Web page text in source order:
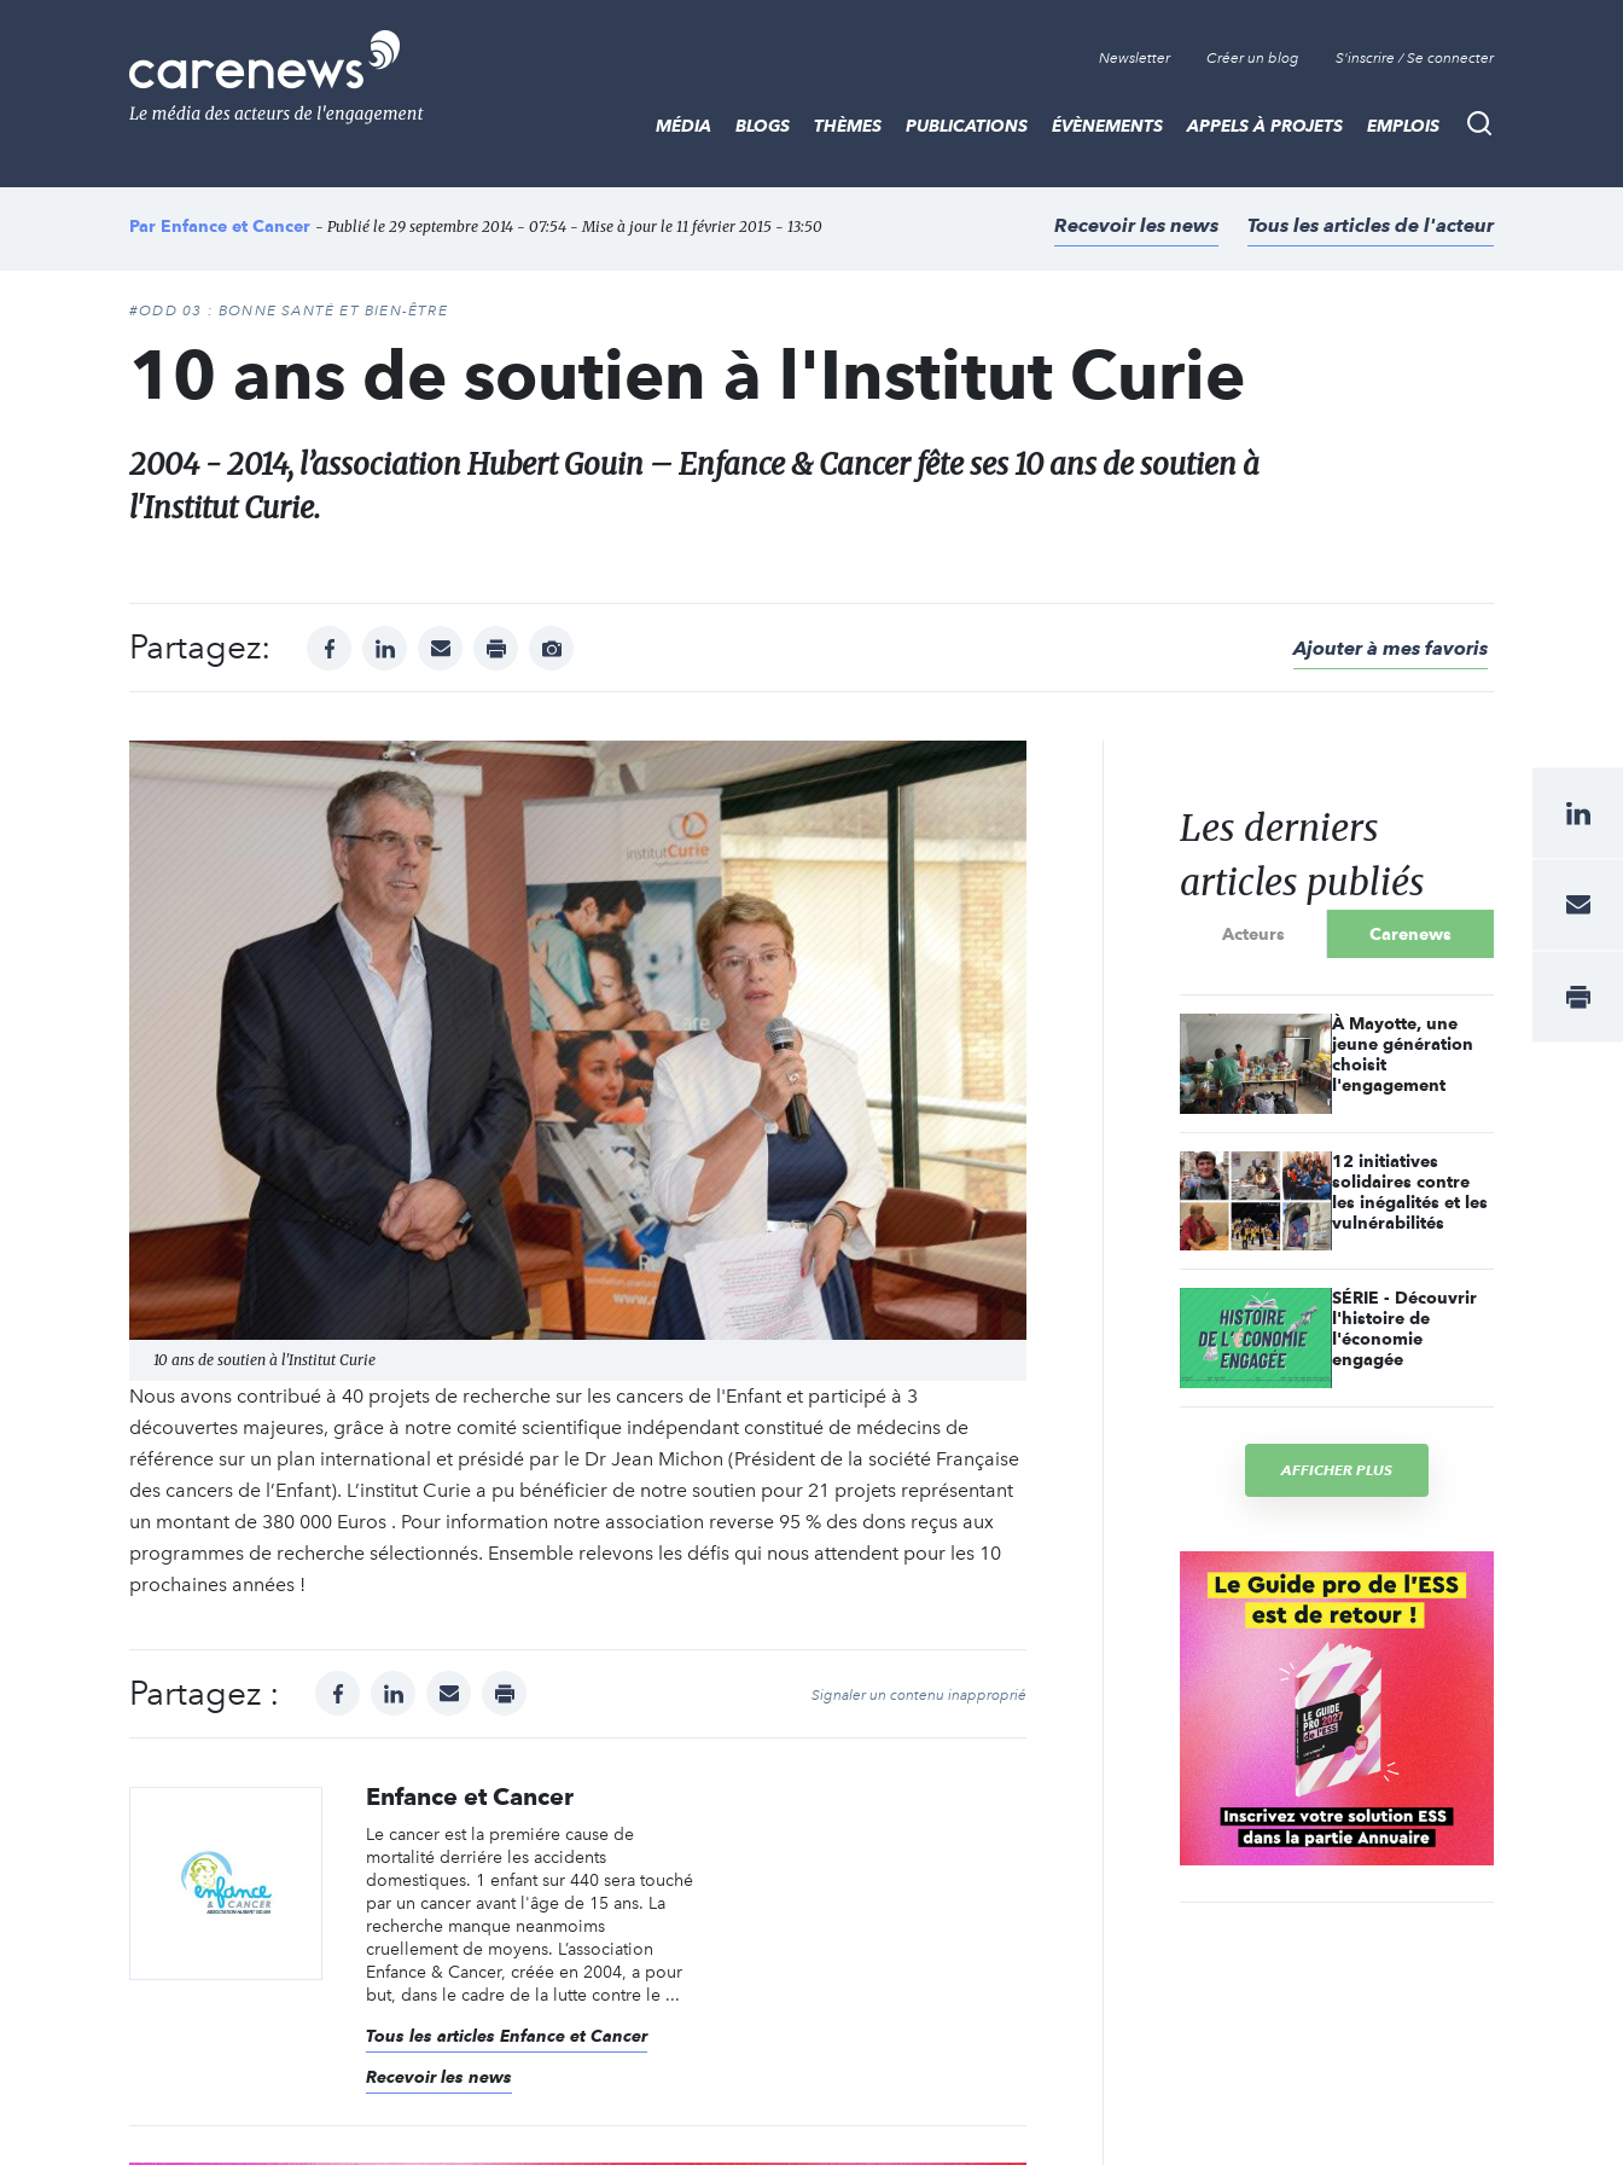
Le
média
de
l'engagement
Newsletter Créer un blog S'inscrire / Se connecter
Recherche
MÉDIA BLOGS THÈMES PUBLICATIONS ÉVÈNEMENTS APPELS À PROJETS EMPLOIS
Par Enfance et Cancer - Publié le 29 septembre 2014 - 07:54 - Mise à jour le 11 février 2015 - 13:50 Recevoir les news Tous les articles de l'acteur
#ODD 03 : BONNE SANTÉ ET BIEN-ÊTRE
10 ans de soutien à l'Institut Curie
2004 - 2014, l’association Hubert Gouin – Enfance & Cancer fête ses 10 ans de soutien à
l'Institut Curie.
Partagez: facebooklinkedinmail print
Afficher
Ajouter à mes favoris
10 ans de soutien à l'Institut Curie
Nous avons contribué à 40 projets de recherche sur les cancers de l'Enfant et participé à 3
découvertes majeures, grâce à notre comité scientifique indépendant constitué de médecins de
référence sur un plan international et présidé par le Dr Jean Michon (Président de la société Française
des cancers de l’Enfant). L’institut Curie a pu bénéficier de notre soutien pour 21 projets représentant
un montant de 380 000 Euros . Pour information notre association reverse 95 % des dons reçus aux
programmes de recherche sélectionnés. Ensemble relevons les défis qui nous attendent pour les 10
prochaines années !
Partagez : facebooklinkedinmail print Signaler un contenu inapproprié
Enfance et Cancer
Le cancer est la premiére cause de
mortalité derriére les accidents
domestiques. 1 enfant sur 440 sera touché
par un cancer avant l'âge de 15 ans. La
recherche manque neanmoims
cruellement de moyens. L’association
Enfance & Cancer, créée en 2004, a pour
but, dans le cadre de la lutte contre le ...
Tous les articles Enfance et Cancer
Recevoir les news
Les derniers
articles publiés
Acteurs Carenews
À Mayotte, une
jeune génération
choisit
l'engagement
12 initiatives
solidaires contre
les inégalités et les
vulnérabilités
SÉRIE - Découvrir
l'histoire de
l'économie
engagée
AFFICHER PLUS